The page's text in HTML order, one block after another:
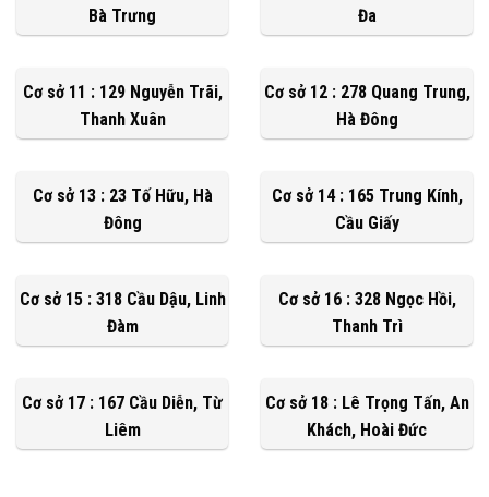
Bà Trưng
Đa
Cơ sở 11 : 129 Nguyễn Trãi,
Thanh Xuân
Cơ sở 12 : 278 Quang Trung,
Hà Đông
Cơ sở 13 : 23 Tố Hữu, Hà
Đông
Cơ sở 14 : 165 Trung Kính,
Cầu Giấy
Cơ sở 15 : 318 Cầu Dậu, Linh
Đàm
Cơ sở 16 : 328 Ngọc Hồi,
Thanh Trì
Cơ sở 17 : 167 Cầu Diễn, Từ
Liêm
Cơ sở 18 : Lê Trọng Tấn, An
Khách, Hoài Đức